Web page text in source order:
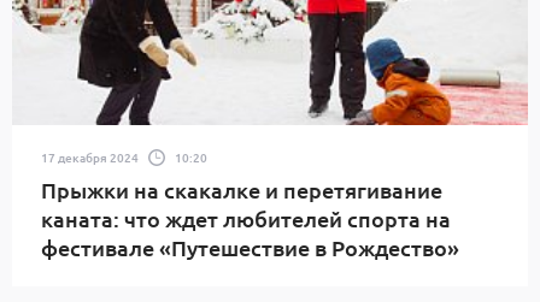
17 декабря 2024 10:20
Прыжки на скакалке и перетягивание
каната: что ждет любителей спорта на
фестивале «Путешествие в Рождество»